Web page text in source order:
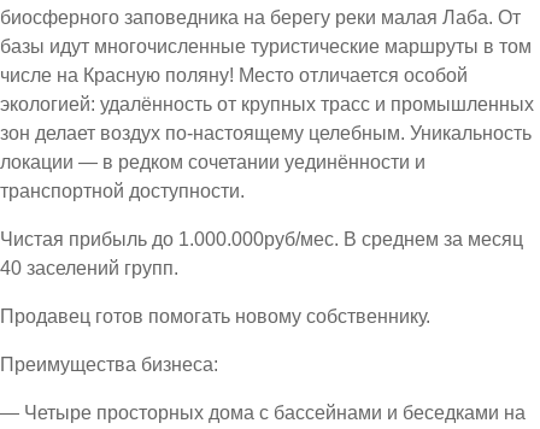
биосферного заповедника на берегу реки малая Лаба. От
базы идут многочисленные туристические маршруты в том
числе на Красную поляну! Место отличается особой
экологией: удалённость от крупных трасс и промышленных
зон делает воздух по-настоящему целебным. Уникальность
локации — в редком сочетании уединённости и
транспортной доступности.
Чистая прибыль до 1.000.000руб/мес. В среднем за месяц
40 заселений групп.
Продавец готов помогать новому собственнику.
Преимущества бизнеса:
— Четыре просторных дома с бассейнами и беседками на